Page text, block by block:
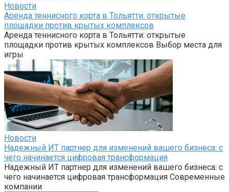
Новости
Аренда теннисного корта в Тольятти: открытые
площадки против крытых комплексов
Аренда теннисного корта в Тольятти: открытые
площадки против крытых комплексов Выбор места для
игры
Новости
Надежный ИТ партнер для изменений вашего бизнеса: с
чего начинается цифровая трансформация
Надежный ИТ партнер для изменений вашего бизнеса: с
чего начинается цифровая трансформация Современные
компании